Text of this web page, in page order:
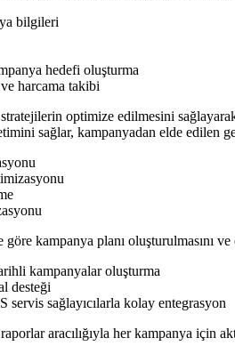
bilgileri
hedefi oluşturma
harcama takibi
optimize edilmesini
sağlar, kampanyadan elde edilen
kampanya planı oluşturulmasını ve
kampanyalar oluşturma
desteği
servis sağlayıcılarla kolay entegrasyon
aracılığıyla her kampanya için